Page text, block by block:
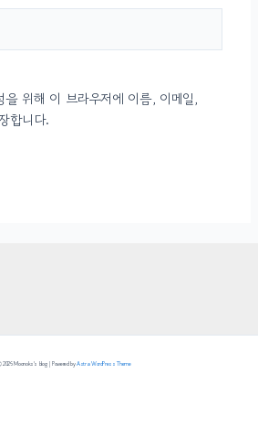
을 위해 이 브라우저에 이름, 이메일,
합니다.
2026 Moonoks's blog | Powered byAstra WordPress Theme